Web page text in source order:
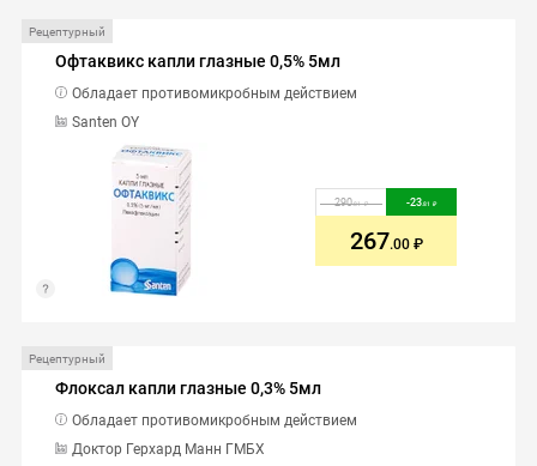
Рецептурный
Офтаквикс капли глазные 0,5% 5мл
Santen OY
Обладает противомикробным действием
290.81 -23.81
267.00
Рецептурный
Флоксал капли глазные 0,3% 5мл
Доктор Герхард Манн ГМБХ
Обладает противомикробным действием